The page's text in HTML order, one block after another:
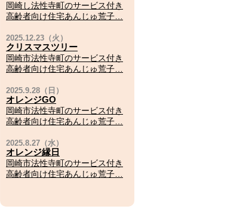
岡崎し法性寺町のサービス付き
高齢者向け住宅あんじゅ荒子…
クリスマスツリー
岡崎市法性寺町のサービス付き
高齢者向け住宅あんじゅ荒子…
オレンジGO
岡崎市法性寺町のサービス付き
高齢者向け住宅あんじゅ荒子…
オレンジ縁日
岡崎市法性寺町のサービス付き
高齢者向け住宅あんじゅ荒子…